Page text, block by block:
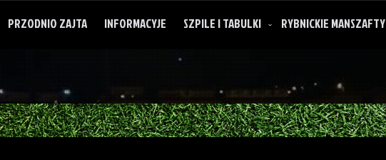
PRZODNIO ZAJTA INFORMACYJE SZPILE I TABULKI RYBNICKIE MANSZAFTY